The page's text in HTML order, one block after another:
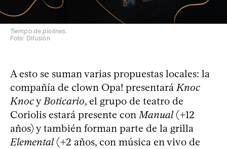
Tiempo de piolines.
Foto: Difusión
A esto se suman varias propuestas locales: la
compañía de clown Opa! presentaráKnoc
KnocyBoticario, el grupo de teatro de
Coriolis estará presente conManual(+12
años) y también forman parte de la grilla
Elemental(+2 años, con música en vivo de